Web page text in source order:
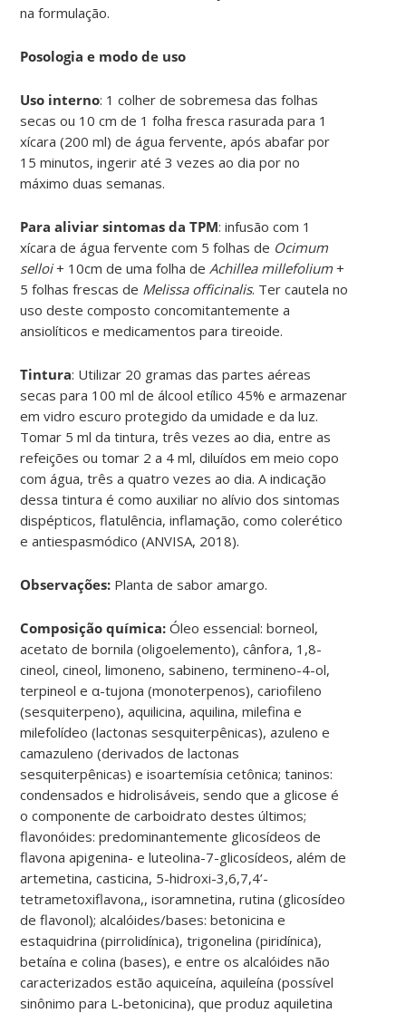
na formulação.
Posologia e modo de uso
Uso interno: 1 colher de sobremesa das folhas
secas ou 10 cm de 1 folha fresca rasurada para 1
xícara (200 ml) de água fervente, após abafar por
15 minutos, ingerir até 3 vezes ao dia por no
máximo duas semanas.
Para aliviar sintomas da TPM: infusão com 1
xícara de água fervente com 5 folhas de Ocimum
selloi+ 10cm de uma folha de Achillea millefolium +
5 folhas frescas de Melissa officinalis. Ter cautela no
uso deste composto concomitantemente a
ansiolíticos e medicamentos para tireoide.
Tintura: Utilizar 20 gramas das partes aéreas
secas para 100 ml de álcool etílico 45% e armazenar
em vidro escuro protegido da umidade e da luz.
Tomar 5 ml da tintura, três vezes ao dia, entre as
refeições ou tomar 2 a 4 ml, diluídos em meio copo
com água, três a quatro vezes ao dia. A indicação
dessa tintura é como auxiliar no alívio dos sintomas
dispépticos, flatulência, inflamação, como colerético
e antiespasmódico (ANVISA, 2018).
Observações: Planta de sabor amargo.
Composição química:Óleo essencial: borneol,
acetato de bornila (oligoelemento), cânfora, 1,8-
cineol, cineol, limoneno, sabineno, termineno-4-ol,
terpineol e α-tujona (monoterpenos), cariofileno
(sesquiterpeno), aquilicina, aquilina, milefina e
milefolídeo (lactonas sesquiterpênicas), azuleno e
camazuleno (derivados de lactonas
sesquiterpênicas) e isoartemísia cetônica; taninos:
condensados e hidrolisáveis, sendo que a glicose é
o componente de carboidrato destes últimos;
flavonóides: predominantemente glicosídeos de
flavona apigenina- e luteolina-7-glicosídeos, além de
artemetina, casticina, 5-hidroxi-3,6,7,4’-
tetrametoxiflavona,, isoramnetina, rutina (glicosídeo
de flavonol); alcalóides/bases: betonicina e
estaquidrina (pirrolidínica), trigonelina (piridínica),
betaína e colina (bases), e entre os alcalóides não
caracterizados estão aquiceína, aquileína (possível
sinônimo para L-betonicina), que produz aquiletina